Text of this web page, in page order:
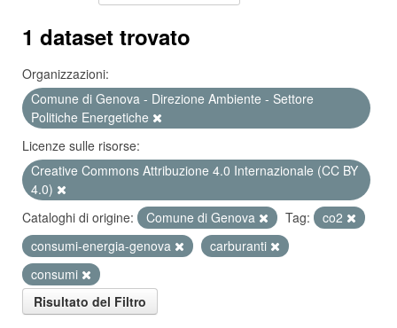
1 dataset trovato
Organizzazioni:
Comune di Genova - Direzione Ambiente - Settore
Politiche Energetiche
Licenze sulle risorse:
Creative Commons Attribuzione 4.0 Internazionale (CC BY
4.0)
Cataloghi di origine:
Comune di Genova Tag:
co2
consumi-energia-genova
carburanti
consumi
Risultato del Filtro